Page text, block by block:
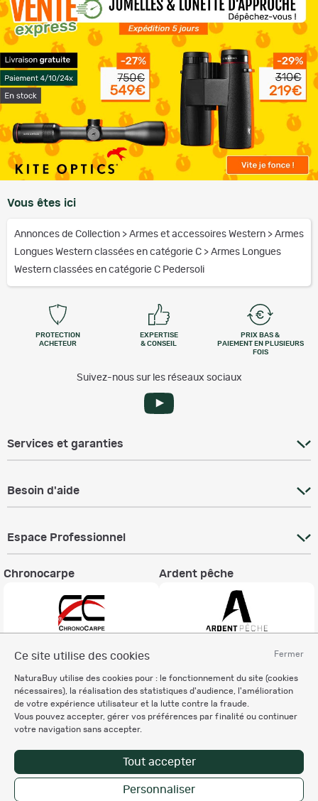
Fermer
Ce site utilise des cookies
NaturaBuy utilise des cookies pour : le fonctionnement du site (cookies
nécessaires), la réalisation des statistiques d'audience, l'amélioration
de votre expérience utilisateur et la lutte contre la fraude.
Vous pouvez accepter, gérer vos préférences par finalité ou continuer
votre navigation sans accepter.
Tout accepter
Personnaliser
Vous êtes ici
Annonces de Collection > Armes et accessoires Western > Armes
Longues Western classées en catégorie C > Armes Longues
Western classées en catégorie C Pedersoli
PROTECTION
ACHETEUR
EXPERTISE
& CONSEIL
PRIX BAS &
PAIEMENT EN PLUSIEURS
FOIS
Suivez-nous sur les réseaux sociaux
Services et garanties
Besoin d'aide
Espace Professionnel
Chronocarpe Ardent pêche
Charte éthique
Mentions légales
Règlement & Conditions d'utilisation
Politique de protection
des données personnelles
Personnalisation des cookies